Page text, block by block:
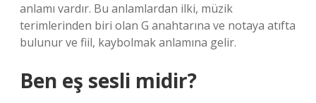
anlamı vardır. Bu anlamlardan ilki, müzik
terimlerinden biri olan G anahtarına ve notaya atıfta
bulunur ve fiil, kaybolmak anlamına gelir.
Ben eş sesli midir?